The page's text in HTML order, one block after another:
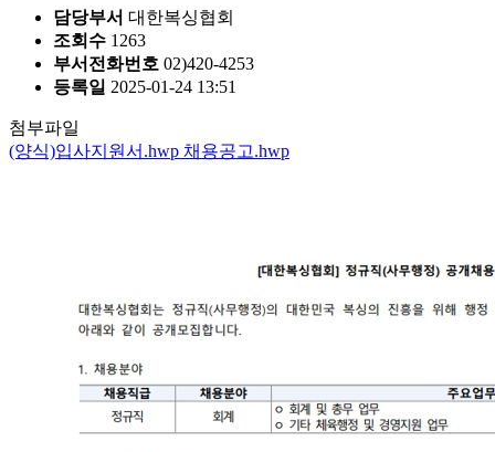
담당부서 대한복싱협회
조회수 1263
부서전화번호 02)420-4253
등록일 2025-01-24 13:51
첨부파일
(양식)입사지원서.hwp 채용공고.hwp